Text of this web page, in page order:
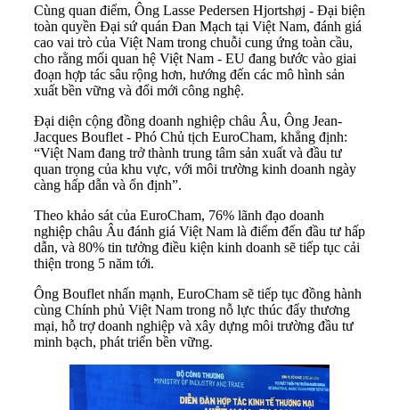
Cùng quan điểm, Ông Lasse Pedersen Hjortshøj - Đại biện
toàn quyền Đại sứ quán Đan Mạch tại Việt Nam, đánh giá
cao vai trò của Việt Nam trong chuỗi cung ứng toàn cầu,
cho rằng mối quan hệ Việt Nam - EU đang bước vào giai
đoạn hợp tác sâu rộng hơn, hướng đến các mô hình sản
xuất bền vững và đổi mới công nghệ.
Đại diện cộng đồng doanh nghiệp châu Âu, Ông Jean-
Jacques Bouflet - Phó Chủ tịch EuroCham, khẳng định:
“Việt Nam đang trở thành trung tâm sản xuất và đầu tư
quan trọng của khu vực, với môi trường kinh doanh ngày
càng hấp dẫn và ổn định”.
Theo khảo sát của EuroCham, 76% lãnh đạo doanh
nghiệp châu Âu đánh giá Việt Nam là điểm đến đầu tư hấp
dẫn, và 80% tin tưởng điều kiện kinh doanh sẽ tiếp tục cải
thiện trong 5 năm tới.
Ông Bouflet nhấn mạnh, EuroCham sẽ tiếp tục đồng hành
cùng Chính phủ Việt Nam trong nỗ lực thúc đẩy thương
mại, hỗ trợ doanh nghiệp và xây dựng môi trường đầu tư
minh bạch, phát triển bền vững.